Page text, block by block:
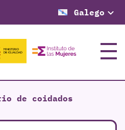
Galego
Menú
de coidados